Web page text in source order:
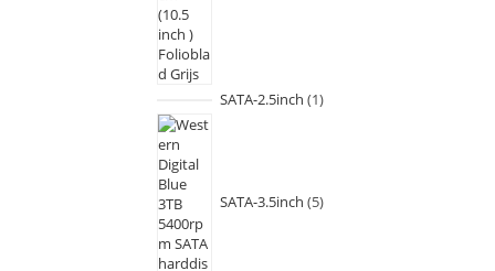
SATA-2.5inch 1
SATA-3.5inch 5